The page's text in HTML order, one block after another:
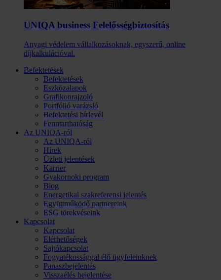
UNIQA business Felelősség­biztosítás
Anyagi védelem vállalkozásoknak, egyszerű, online
díjkalkulációval.
Befektetések
Befektetések
Eszközalapok
Grafikonrajzoló
Portfólió varázsló
Befektetési hírlevél
Fenntarthatóság
Az UNIQA-ról
Az UNIQA-ról
Hírek
Üzleti jelentések
Karrier
Gyakornoki program
Blog
Energetikai szakreferensi jelentés
Együttműködő partnereink
ESG törekvéseink
Kapcsolat
Kapcsolat
Elérhetőségek
Sajtókapcsolat
Fogyatékossággal élő ügyfeleinknek
Panaszbejelentés
Visszaélés bejelentése